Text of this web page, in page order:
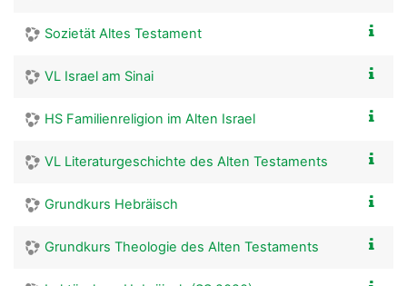
Sozietät Altes Testament
VL Israel am Sinai
HS Familienreligion im Alten Israel
VL Literaturgeschichte des Alten Testaments
Grundkurs Hebräisch
Grundkurs Theologie des Alten Testaments